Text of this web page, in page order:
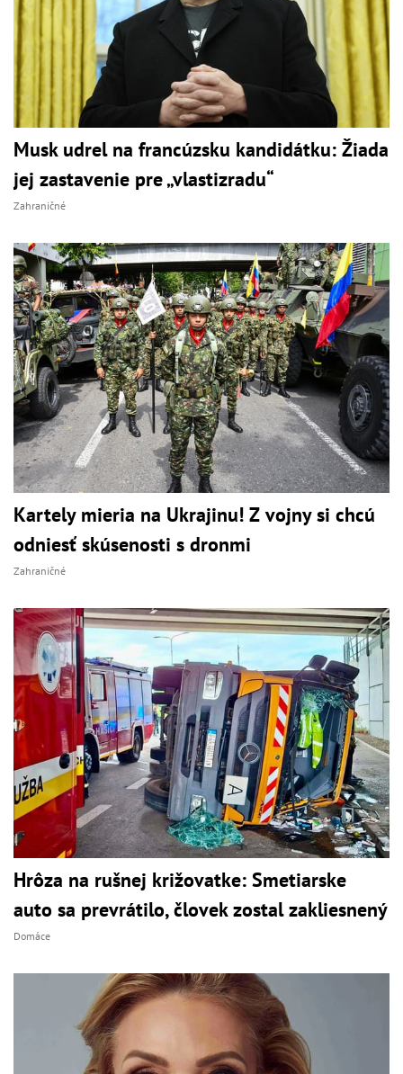
Musk udrel na francúzsku kandidátku: Žiada
jej zastavenie pre „vlastizradu“
Zahraničné
Kartely mieria na Ukrajinu! Z vojny si chcú
odniesť skúsenosti s dronmi
Zahraničné
Hrôza na rušnej križovatke: Smetiarske
auto sa prevrátilo, človek zostal zakliesnený
Domáce